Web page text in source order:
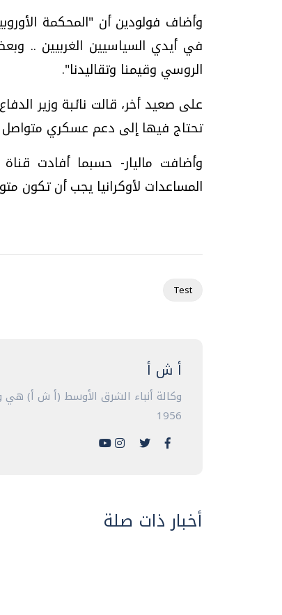
وأضاف فولودين أن "المحكمة
في أيدي السياسيين الغربيين ..
الروسي وقيمنا وتقاليدنا".
على صعيد أخر، قالت نائبة وزير
تحتاج فيها إلى دعم عسكري متواصل
وأضافت ماليار- حسبما أفادت
المساعدات لأوكرانيا يجب أن تكون
Test
أ ش أ
وكالة أنباء الشرق الأوسط (أ ش أ) هي
1956
أخبار ذات صلة